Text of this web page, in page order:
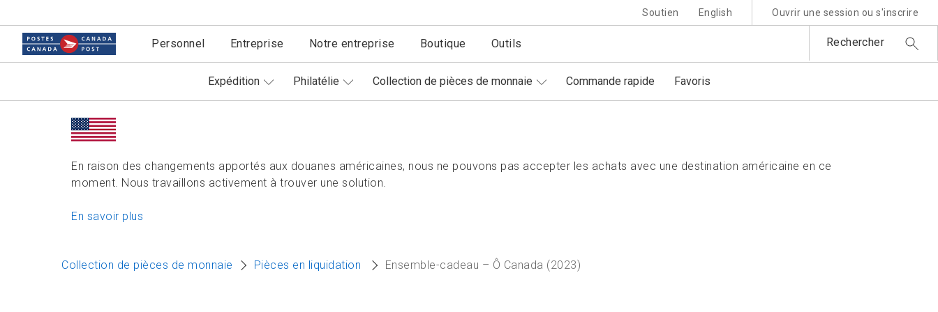
Soutien English Ouvrir une session ou s'inscrire
Personnel Entreprise Notre entreprise Boutique Outils Rechercher
Expédition Philatélie Collection de pièces de monnaie Commande rapide Favoris
En raison des changements apportés aux douanes américaines, nous ne pouvons pas accepter les achats avec une destination américaine en ce
moment. Nous travaillons activement à trouver une solution.
En savoir plus
Collection de pièces de monnaie Pièces en liquidation Ensemble-cadeau – Ô Canada (2023)